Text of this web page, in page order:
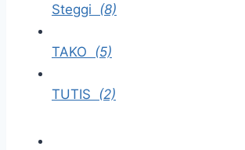
Steggi (8)
TAKO (5)
TUTIS (2)